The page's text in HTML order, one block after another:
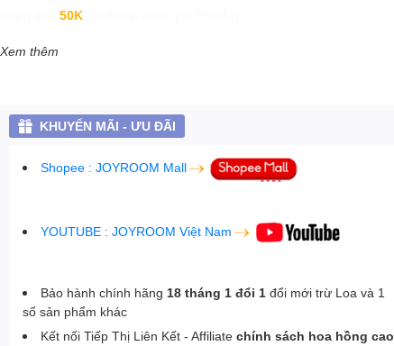
50K
Xem thêm
KHUYẾN MÃI - ƯU ĐÃI
Shopee : JOYROOM Mall
YOUTUBE : JOYROOM Việt Nam
Bảo hành chính hãng 18 tháng 1 đổi 1đổi mới trừ Loa và 1
số sản phẩm khác
Kết nối Tiếp Thị Liên Kết - Affiliatechính sách hoa hồng cao